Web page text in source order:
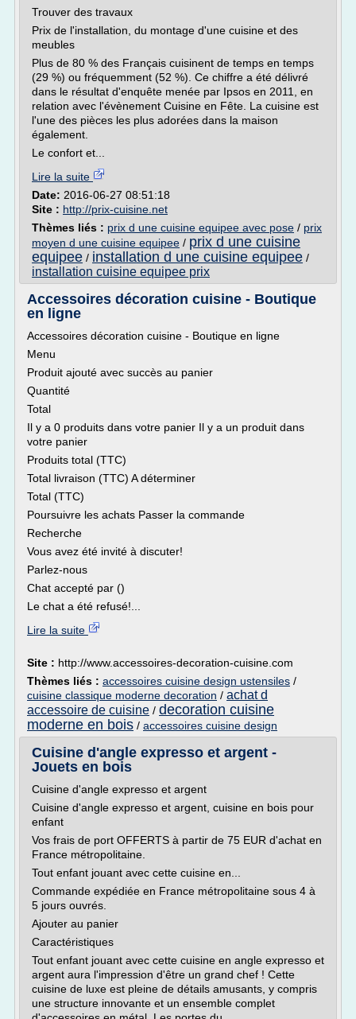
Trouver des travaux
Prix de l'installation, du montage d'une cuisine et des
meubles
Plus de 80 % des Français cuisinent de temps en temps
(29 %) ou fréquemment (52 %). Ce chiffre a été délivré
dans le résultat d'enquête menée par Ipsos en 2011, en
relation avec l'évènement Cuisine en Fête. La cuisine est
l'une des pièces les plus adorées dans la maison
également.
Le confort et...
Lire la suite
Date: 2016-06-27 08:51:18
Site : http://prix-cuisine.net
Thèmes liés : prix d une cuisine equipee avec pose / prix
moyen d une cuisine equipee / prix d une cuisine
equipee / installation d une cuisine equipee /
installation cuisine equipee prix
Accessoires décoration cuisine - Boutique
en ligne
Accessoires décoration cuisine - Boutique en ligne
Menu
Produit ajouté avec succès au panier
Quantité
Total
Il y a 0 produits dans votre panier Il y a un produit dans
votre panier
Produits total (TTC)
Total livraison (TTC) A déterminer
Total (TTC)
Poursuivre les achats Passer la commande
Recherche
Vous avez été invité à discuter!
Parlez-nous
Chat accepté par ()
Le chat a été refusé!...
Lire la suite
Site : http://www.accessoires-decoration-cuisine.com
Thèmes liés : accessoires cuisine design ustensiles /
cuisine classique moderne decoration / achat d
accessoire de cuisine / decoration cuisine
moderne en bois / accessoires cuisine design
Cuisine d'angle expresso et argent -
Jouets en bois
Cuisine d'angle expresso et argent
Cuisine d'angle expresso et argent, cuisine en bois pour
enfant
Vos frais de port OFFERTS à partir de 75 EUR d'achat en
France métropolitaine.
Tout enfant jouant avec cette cuisine en...
Commande expédiée en France métropolitaine sous 4 à
5 jours ouvrés.
Ajouter au panier
Caractéristiques
Tout enfant jouant avec cette cuisine en angle expresso et
argent aura l'impression d'être un grand chef ! Cette
cuisine de luxe est pleine de détails amusants, y compris
une structure innovante et un ensemble complet